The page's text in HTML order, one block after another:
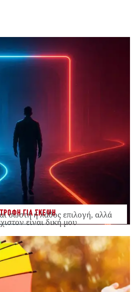
ΤΡΟΦΗ ΓΙΑ ΣΚΕΨΗ
σωστή ή λάθος επιλογή, αλλά
είναι δική μου